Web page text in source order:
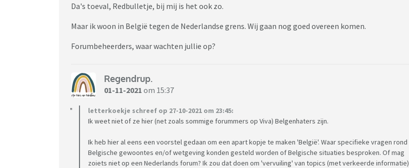
Da's toeval, Redbulletje, bij mij is het ook zo.
Maar ik woon in België tegen de Nederlandse grens. Wij gaan nog goed overeen komen.
Forumbeheerders, waar wachten jullie op?
Regendrup.
01-11-2021 om 15:37
letterkoekje schreef op 27-10-2021 om 23:45:
Ik weet niet of ze hier (net zoals sommige forummers op Viva) Belgenhaters zijn.
Ik heb hier al eens een voorstel gedaan om een apart kopje te maken 'België'. Waar specifieke vragen rond
Belgische gewoontes en/of wetgeving konden gesteld worden of Belgische situaties besproken. Of mag
zoiets niet op een Nederlands forum? Ik zou dat doen om 'vervuiling' van topics (met verkeerde informatie)